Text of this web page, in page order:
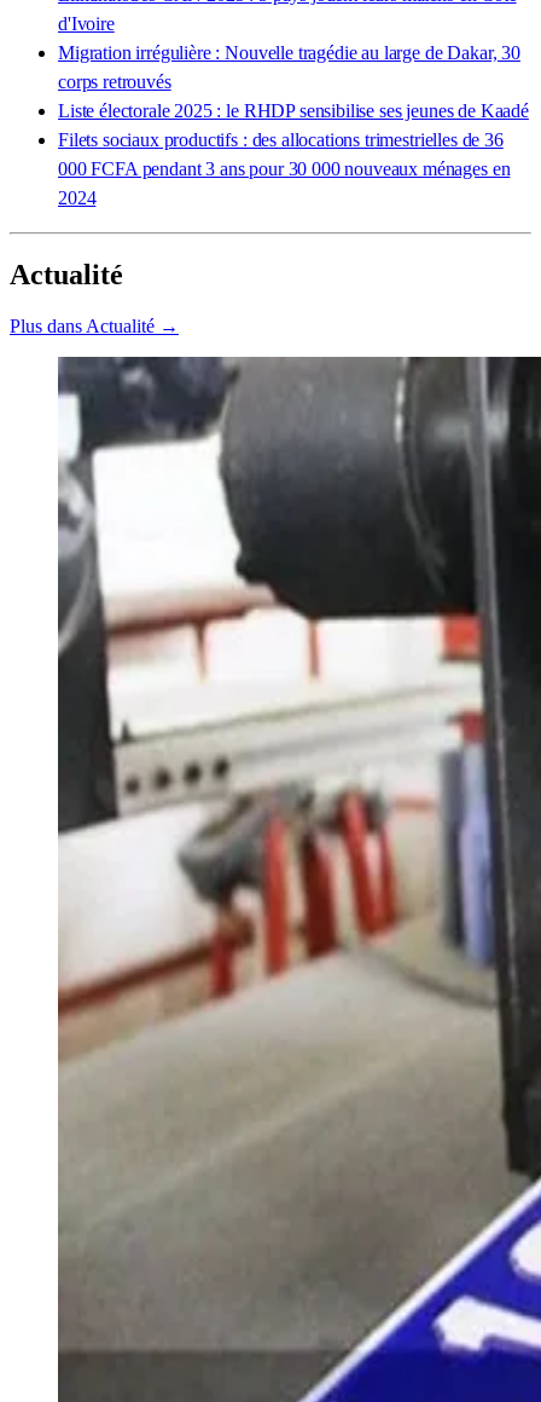
d'Ivoire
Migration irrégulière : Nouvelle tragédie au large de Dakar, 30
corps retrouvés
Liste électorale 2025 : le RHDP sensibilise ses jeunes de Kaadé
Filets sociaux productifs : des allocations trimestrielles de 36
000 FCFA pendant 3 ans pour 30 000 nouveaux ménages en
2024
Actualité
Plus dans Actualité →